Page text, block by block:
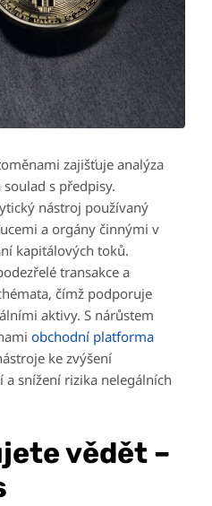
zajišťuje analýza
s předpisy.
nástroj používaný
a orgány činnými v
kapitálových toků.
transakce a
čímž podporuje
aktivy. S nárůstem
obchodní platforma
ke zvýšení
snížení rizika nelegálních
vědět –